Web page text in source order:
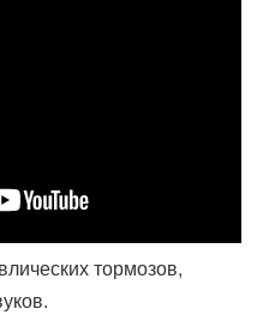
тормозов,